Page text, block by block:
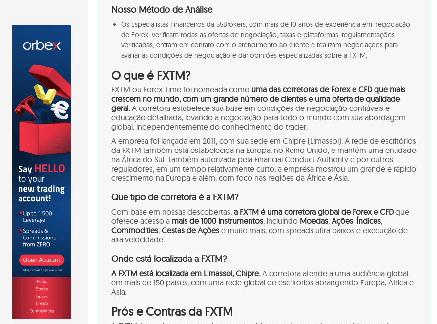
Nosso Método de Análise
Os Especialistas Financeiros da 55Brokers, com mais de 10 anos de experiência em negociação
de Forex, verificam todas as ofertas de negociação, taxas e plataformas, regulamentações
verificadas, entram em contato com o atendimento ao cliente e realizam negociações para
avaliar as condições de negociação e dar opiniões especializadas sobre a FXTM.
O que é FXTM?
FXTM ou Forex Time foi nomeada como uma das corretoras de Forex e CFD que mais
crescem no mundo, com um grande número de clientes e uma oferta de qualidade
geral. A corretora estabelece sua base em condições de negociação confiáveis e
educação detalhada, levando a negociação para todo o mundo com sua abordagem
global, independentemente do conhecimento do trader.
A empresa foi lançada em 2011, com sua sede em Chipre (Limassol). A rede de escritórios
da FXTM também está estabelecida na Europa, no Reino Unido, e mantém uma entidade
na África do Sul. Também autorizada pela Financial Conduct Authority e por outros
reguladores, em um tempo relativamente curto, a empresa mostrou um grande e rápido
crescimento na Europa e além, com foco nas regiões da África e Ásia.
Que tipo de corretora é a FXTM?
Com base em nossas descobertas, a FXTM é uma corretora global de Forex e CFDque
oferece acesso a mais de 1000 instrumentos, incluindo Moedas, Ações, Índices,
Commodities, Cestas de Ações e muito mais, com spreads ultra baixos e execução de
alta velocidade.
Onde está localizada a FXTM?
A FXTM está localizada em Limassol, Chipre. A corretora atende a uma audiência global
em mais de 150 países, com uma rede global de escritórios abrangendo Europa, África e
Ásia.
Prós e Contras da FXTM